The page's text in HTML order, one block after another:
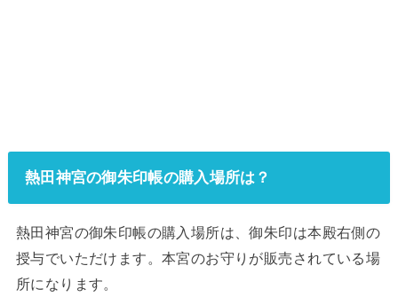
熱田神宮の御朱印帳の購入場所は？
熱田神宮の御朱印帳の購入場所は、御朱印は本殿右側の
授与でいただけます。本宮のお守りが販売されている場
所になります。